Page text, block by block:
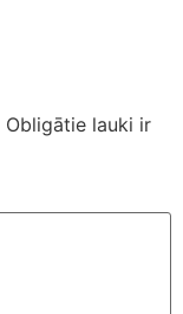
Obligātie lauki ir